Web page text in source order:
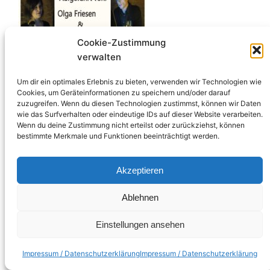
Cookie-Zustimmung
verwalten
Um dir ein optimales Erlebnis zu bieten, verwenden wir Technologien wie
Cookies, um Geräteinformationen zu speichern und/oder darauf
zuzugreifen. Wenn du diesen Technologien zustimmst, können wir Daten
wie das Surfverhalten oder eindeutige IDs auf dieser Website verarbeiten.
Wenn du deine Zustimmung nicht erteilst oder zurückziehst, können
bestimmte Merkmale und Funktionen beeinträchtigt werden.
Akzeptieren
Ablehnen
Einstellungen ansehen
Impressum / DatenschutzerklärungImpressum / Datenschutzerklärung